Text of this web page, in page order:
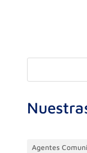
b
k
Agentes